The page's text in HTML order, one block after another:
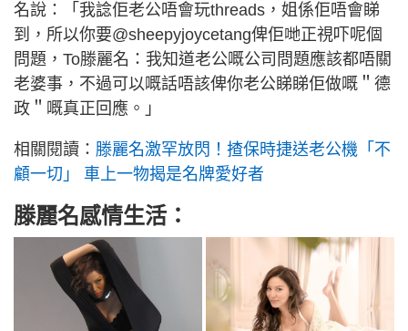
名說：「我諗佢老公唔會玩threads，姐係佢唔會睇
到，所以你要@sheepyjoycetang俾佢哋正視吓呢個
問題，To滕麗名：我知道老公嘅公司問題應該都唔關
老婆事，不過可以嘅話唔該俾你老公睇睇佢做嘅＂德
政＂嘅真正回應。」
相關閱讀： 滕麗名激罕放閃！揸保時捷送老公機「不
顧一切」 車上一物揭是名牌愛好者
滕麗名感情生活：